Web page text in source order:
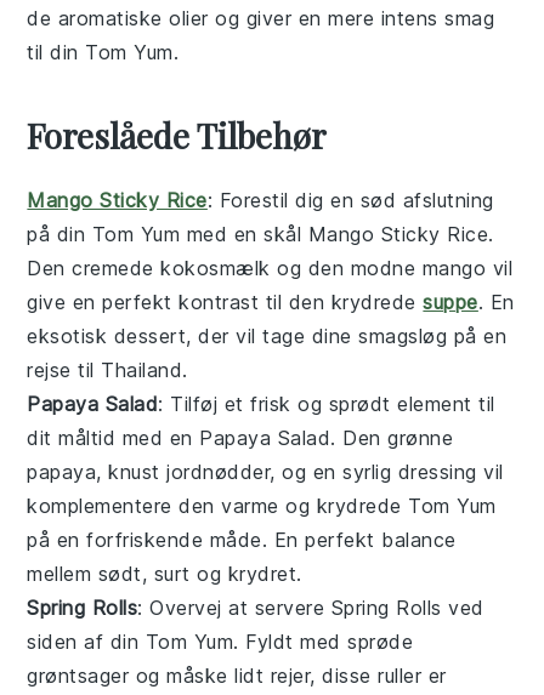
de aromatiske olier og giver en mere intens smag
til din Tom Yum.
Foreslåede Tilbehør
Mango Sticky Rice: Forestil dig en sød afslutning
på din Tom Yum med en skål Mango Sticky Rice.
Den cremede kokosmælk og den modne mango vil
give en perfekt kontrast til den krydredesuppe. En
eksotisk dessert, der vil tage dine smagsløg på en
rejse til Thailand.
Papaya Salad: Tilføj et frisk og sprødt element til
dit måltid med en Papaya Salad. Den grønne
papaya, knustjordnødder, og en syrlig dressing vil
komplementere den varme og krydrede Tom Yum
på en forfriskende måde. En perfekt balance
mellem sødt, surt og krydret.
Spring Rolls: Overvej at servere Spring Rolls ved
siden af din Tom Yum. Fyldt med sprøde
grøntsager og måske lidt rejer, disse ruller er